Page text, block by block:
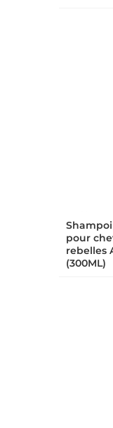
pour
rebelles
(300ML)